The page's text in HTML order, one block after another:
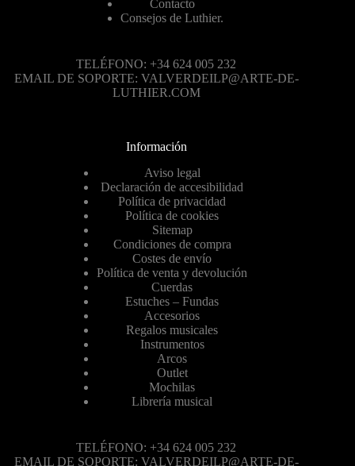
Contacto
Consejos de Luthier.
TELÉFONO: +34 624 005 232
EMAIL DE SOPORTE: VALVERDEILP@ARTE-DE-
LUTHIER.COM
Información
Aviso legal
Declaración de accesibilidad
Política de privacidad
Política de cookies
Sitemap
Condiciones de compra
Costes de envío
Política de venta y devolución
Cuerdas
Estuches – Fundas
Accesorios
Regalos musicales
Instrumentos
Arcos
Outlet
Mochilas
Librería musical
TELÉFONO: +34 624 005 232
EMAIL DE SOPORTE: VALVERDEILP@ARTE-DE-